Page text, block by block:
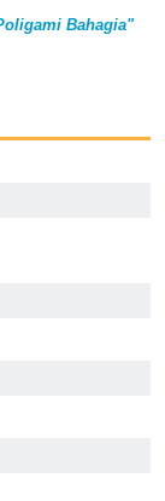
Bahagia"